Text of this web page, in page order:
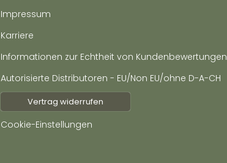
Impressum
Karriere
Informationen zur Echtheit von Kundenbewertungen
Autorisierte Distributoren - EU/Non EU/ohne D-A-CH
Vertrag widerrufen
Cookie-Einstellungen